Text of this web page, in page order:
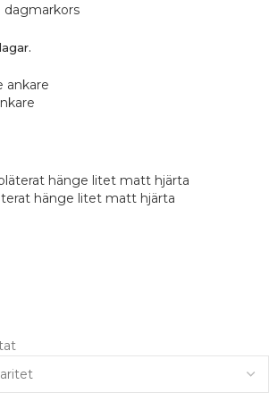
dagmarkors
hänge litet matt hjärta